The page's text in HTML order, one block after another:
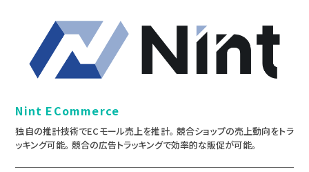
Nint ECommerce
独自の推計技術でECモール売上を推計。 競合ショップの売上動向をトラ
ッキング可能。 競合の広告トラッキングで効率的な販促が可能。